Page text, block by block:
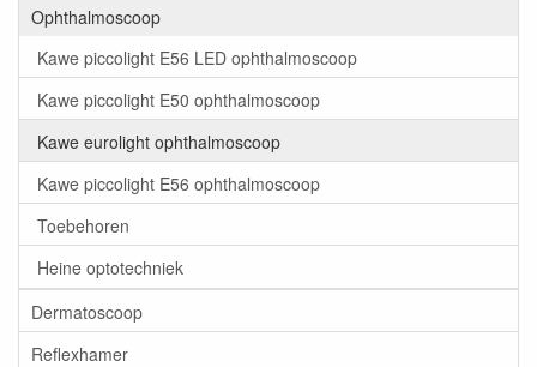
Ophthalmoscoop
Kawe piccolight E56 LED ophthalmoscoop
Kawe piccolight E50 ophthalmoscoop
Kawe eurolight ophthalmoscoop
Kawe piccolight E56 ophthalmoscoop
Toebehoren
Heine optotechniek
Dermatoscoop
Reflexhamer